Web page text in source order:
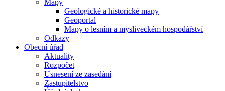
Mapy
Geologické a historické mapy
Geoportal
Mapy o lesním a mysliveckém hospodářství
Odkazy
Obecní úřad
Aktuality
Rozpočet
Usnesení ze zasedání
Zastupitelstvo